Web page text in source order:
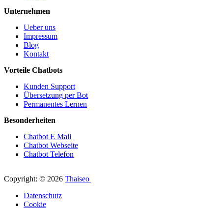
Unternehmen
Ueber uns
Impressum
Blog
Kontakt
Vorteile Chatbots
Kunden Support
Übersetzung per Bot
Permanentes Lernen
Besonderheiten
Chatbot E Mail
Chatbot Webseite
Chatbot Telefon
Copyright: © 2026 Thaiseo
Datenschutz
Cookie